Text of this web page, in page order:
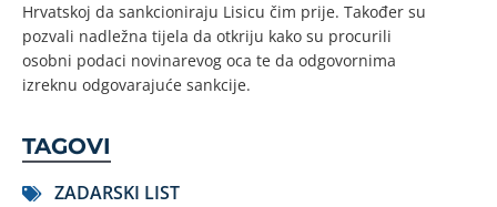
Hrvatskoj da sankcioniraju Lisicu čim prije. Također su
pozvali nadležna tijela da otkriju kako su procurili
osobni podaci novinarevog oca te da odgovornima
izreknu odgovarajuće sankcije.
TAGOVI
ZADARSKI LIST